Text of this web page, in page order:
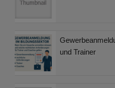
und Trainer